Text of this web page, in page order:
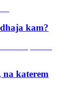
kam?
katerem